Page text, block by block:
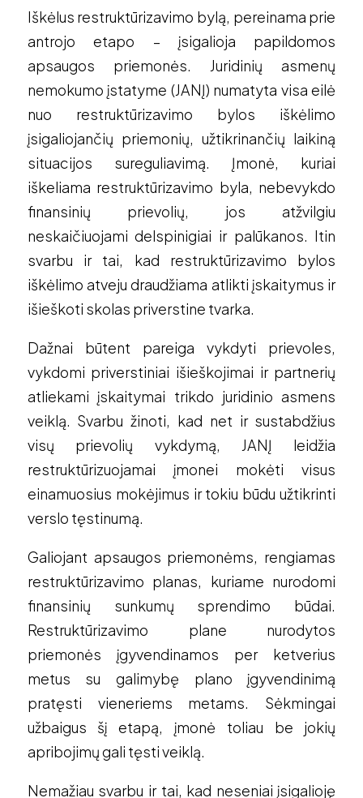
Iškėlus restruktūrizavimo bylą, pereinama prie
antrojo etapo – įsigalioja papildomos
apsaugos priemonės. Juridinių asmenų
nemokumo įstatyme (JANĮ) numatyta visa eilė
nuo restruktūrizavimo bylos iškėlimo
įsigaliojančių priemonių, užtikrinančių laikiną
situacijos sureguliavimą. Įmonė, kuriai
iškeliama restruktūrizavimo byla, nebevykdo
finansinių prievolių, jos atžvilgiu
neskaičiuojami delspinigiai ir palūkanos. Itin
svarbu ir tai, kad restruktūrizavimo bylos
iškėlimo atveju draudžiama atlikti įskaitymus ir
išieškoti skolas priverstine tvarka.
Dažnai būtent pareiga vykdyti prievoles,
vykdomi priverstiniai išieškojimai ir partnerių
atliekami įskaitymai trikdo juridinio asmens
veiklą. Svarbu žinoti, kad net ir sustabdžius
visų prievolių vykdymą, JANĮ leidžia
restruktūrizuojamai įmonei mokėti visus
einamuosius mokėjimus ir tokiu būdu užtikrinti
verslo tęstinumą.
Galiojant apsaugos priemonėms, rengiamas
restruktūrizavimo planas, kuriame nurodomi
finansinių sunkumų sprendimo būdai.
Restruktūrizavimo plane nurodytos
priemonės įgyvendinamos per ketverius
metus su galimybę plano įgyvendinimą
pratęsti vieneriems metams. Sėkmingai
užbaigus šį etapą, įmonė toliau be jokių
apribojimų gali tęsti veiklą.
Nemažiau svarbu ir tai, kad neseniai įsigalioję